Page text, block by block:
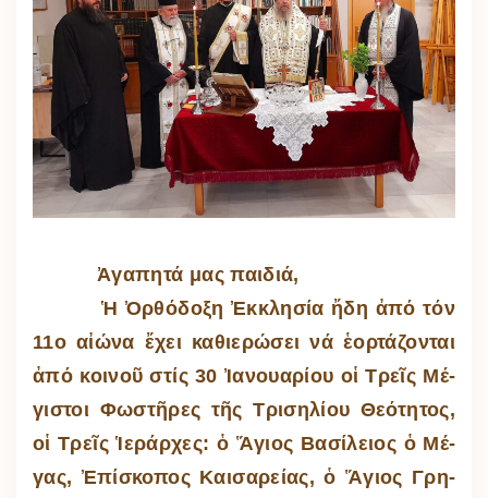
Ἀγαπητά μας παιδιά,
Ἡ Ὀρ­θό­δοξη Ἐκ­κλη­σία ἤδη ἀπό τόν
11ο αἰ­ώνα ἔ­χει κα­θι­ε­ρώ­σει νά ἑ­ορ­τά­ζον­ται
ἀπό κοι­νοῦ στίς 30 Ἰ­α­νου­α­ρίου οἱ Τρεῖς Μέ­
γι­στοι Φω­στῆ­ρες τῆς Τρι­ση­λίου Θε­ό­τη­τος,
οἱ Τρεῖς Ἱ­ε­ράρ­χες: ὁ Ἅ­γιος Βα­σί­λειος ὁ Μέ­
γας, Ἐ­πί­σκο­πος Και­σα­ρείας, ὁ Ἅ­γιος Γρη­